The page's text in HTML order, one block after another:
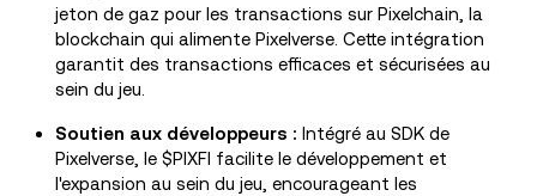
jeton de gaz pour les transactions sur Pixelchain, la
blockchain qui alimente Pixelverse. Cette intégration
garantit des transactions efficaces et sécurisées au
sein du jeu.
Soutien aux développeurs : Intégré au SDK de
Pixelverse, le $PIXFI facilite le développement et
l'expansion au sein du jeu, encourageant les